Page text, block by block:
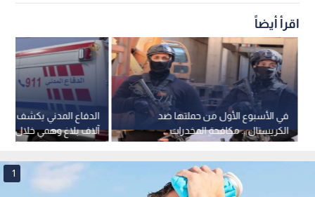
اقرأ أيضاً
آلاف بلاغ وهمي خلال
ومختصون يحذرون من
في الأسبوع الأول من حملتها ضد
الكريستال .. مكافحة المخدرات
تتعامل مع ٨٨ قضية تعاط وتهريب
وترويج واتجار
1